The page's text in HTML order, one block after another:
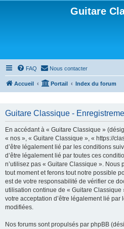
Guitare
FAQ Nous contacter
Accueil Portail Index du forum
Guitare Classique -
En accédant à « Guitare Classique »
« nos », « Guitare Classique », « https://
d’être légalement lié par les conditions
d’être légalement lié par toutes ces
n’utilisez pas « Guitare Classique ».
tout moment et ferons tout notre possible
est de votre responsabilité de vérifier ce
utilisation continue de « Guitare Classique
votre acceptation d’être légalement lié par
modifiées.
Nos forums sont propulsés par phpBB